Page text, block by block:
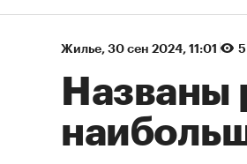
Жилье⁠, 30 сен 2024, 11:01 5